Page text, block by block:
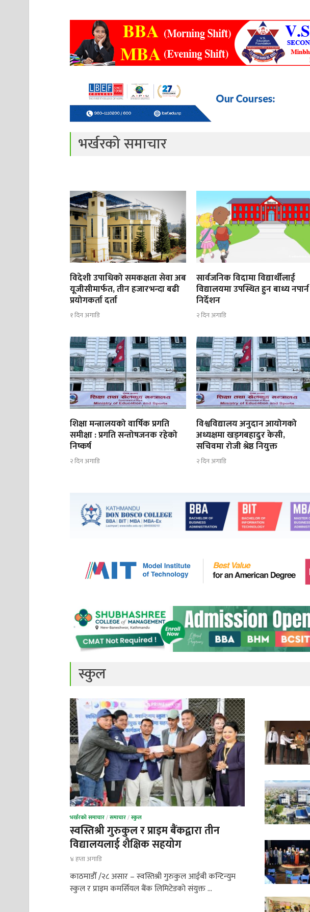
भर्खरको समाचार
विदेशी उपाधिको समकक्षता सेवा अब
यूजीसीमार्फत, तीन हजारभन्दा बढी
प्रयोगकर्ता दर्ता
१ दिन अगाडि
सार्वजनिक विदामा विद्यार्थीलाई
विद्यालयमा उपस्थित हुन बाध्य नपार्न
निर्देशन
२ दिन अगाडि
शिक्षा मन्त्रालयको वार्षिक प्रगति
समीक्षा : प्रगति सन्तोषजनक रहेको
निष्कर्ष
२ दिन अगाडि
विश्वविद्यालय अनुदान आयोगको
अध्यक्षमा खड्गबहादुर केसी,
सचिवमा रोजी श्रेष्ठ नियुक्त
२ दिन अगाडि
स्कुल
भर्खरको समाचार/समाचार/स्कुल
स्वस्तिश्री गुरुकुल र प्राइम बैंकद्वारा तीन
विद्यालयलाई शैक्षिक सहयोग
४ हप्ता अगाडि
काठमाडौँ /२८ असार – स्वस्तिश्री गुरुकुल आईबी कन्टिन्युम
स्कुल र प्राइम कमर्सियल बैंक लिमिटेडको संयुक्त …